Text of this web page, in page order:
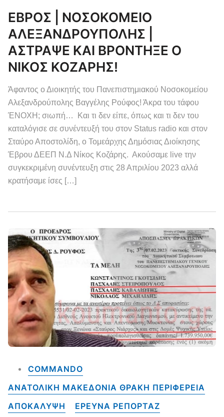
ΕΒΡΟΣ | ΝΟΣΟΚΟΜΕΙΟ
ΑΛΕΞΑΝΔΡΟΥΠΟΛΗΣ |
ΑΣΤΡΑΨΕ ΚΑΙ ΒΡΟΝΤΗΞΕ Ο
ΝΙΚΟΣ ΚΟΖΑΡΗΣ!
Άφαντος ο Διοικητής του Πανεπιστημιακού Νοσοκομείου
Αλεξανδρούπολης Βαγγέλης Ρούφος! Άκρα του τάφου
ΈΝΟΧΗ; σιωπή… Και τι δεν είπε, όπως και τι δεν του
καταλόγισε σε συνέντευξή του στον Status radio και στον
Σταύρο Αποστολίδη, ο Τομεάρχης Δημόσιας Διοίκησης
Έβρου ΔΕΕΠ Ν.Δ Νίκος Κοζάρης. Ακούσαμε live την
συγκεκριμένη συνέντευξη στις 28 Απριλίου 2023 αλλά
κρατήσαμε ίσες […]
COMMANDO
ΑΝΑΤΟΛΙΚΗ ΜΑΚΕΔΟΝΙΑ ΘΡΑΚΗ ΠΕΡΙΦΕΡΕΙΑ
ΑΠΟΚΑΛΥΨΗ
ΕΡΕΥΝΑ ΡΕΠΟΡΤΑΖ